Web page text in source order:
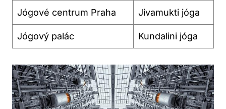
Jógové‌ centrum Praha Jivamukti‍ jóga
Jógový palác Kundalini​ jóga